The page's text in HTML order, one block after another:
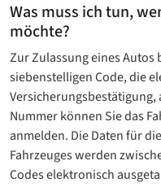
Was muss ich tun,
möchte?
Zur Zulassung eines Autos
siebenstelligen Code, die
Versicherungsbestätigung,
Nummer können Sie das
anmelden. Die Daten für
Fahrzeuges werden
Codes elektronisch